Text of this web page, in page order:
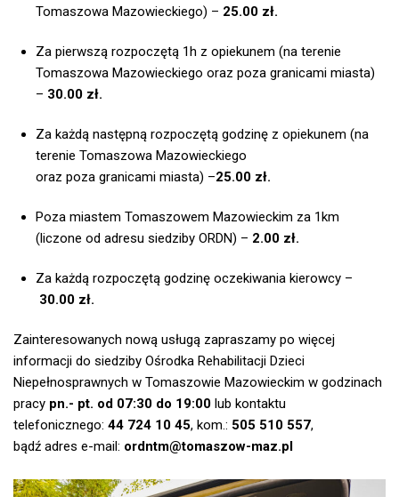
Tomaszowa Mazowieckiego) – 25.00 zł.
Za pierwszą rozpoczętą 1h z opiekunem (na terenie
Tomaszowa Mazowieckiego oraz poza granicami miasta)
– 30.00 zł.
Za każdą następną rozpoczętą godzinę z opiekunem (na
terenie Tomaszowa Mazowieckiego
oraz poza granicami miasta) –25.00 zł.
Poza miastem Tomaszowem Mazowieckim za 1km
(liczone od adresu siedziby ORDN) – 2.00 zł.
Za każdą rozpoczętą godzinę oczekiwania kierowcy –
30.00 zł.
Zainteresowanych nową usługą zapraszamy po więcej
informacji do siedziby Ośrodka Rehabilitacji Dzieci
Niepełnosprawnych w Tomaszowie Mazowieckim w godzinach
pracy pn.- pt. od 07:30 do 19:00 lub kontaktu
telefonicznego: 44 724 10 45, kom.: 505 510 557,
bądź adres e-mail: ordntm@tomaszow-maz.pl